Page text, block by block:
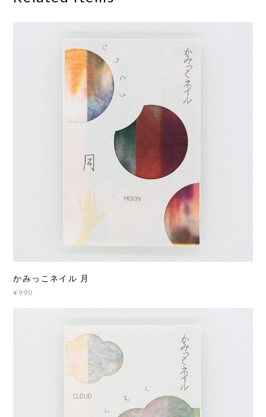
かみっこネイル 月
¥990